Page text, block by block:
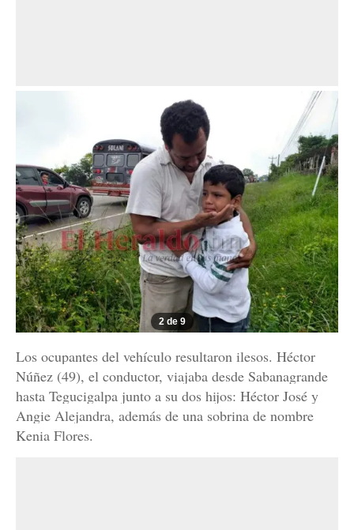
2 de 9
Los ocupantes del vehículo resultaron ilesos. Héctor
Núñez (49), el conductor, viajaba desde Sabanagrande
hasta Tegucigalpa junto a su dos hijos: Héctor José y
Angie Alejandra, además de una sobrina de nombre
Kenia Flores.